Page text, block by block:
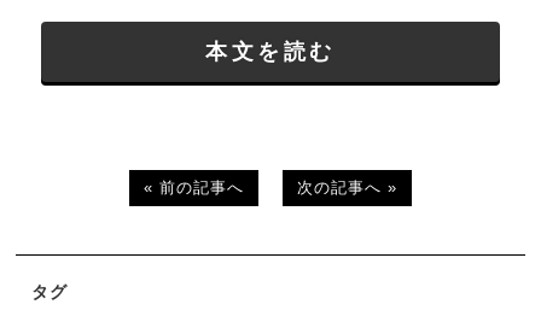
本文を読む
« 前の記事へ 次の記事へ »
タグ